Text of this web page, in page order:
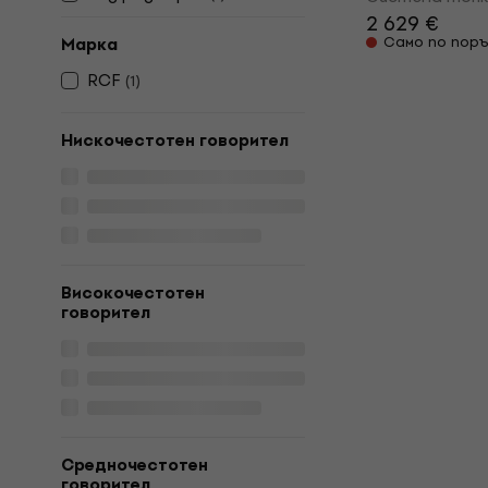
Марка
RCF (1)
Нискочестотен говорител
Високочестотен
говорител
Средночестотен
2 629 €
Само по